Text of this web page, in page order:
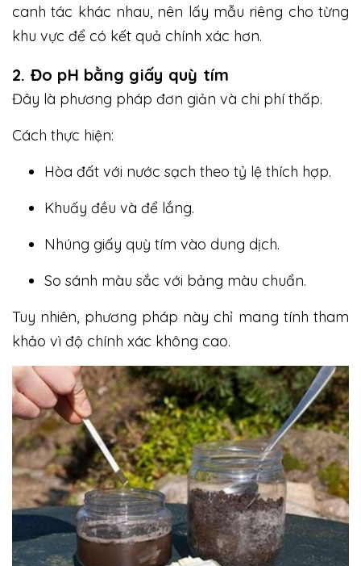
canh tác khác nhau, nên lấy mẫu riêng cho từng
khu vực để có kết quả chính xác hơn.
2. Đo pH bằng giấy quỳ tím
Đây là phương pháp đơn giản và chi phí thấp.
Cách thực hiện:
Hòa đất với nước sạch theo tỷ lệ thích hợp.
Khuấy đều và để lắng.
Nhúng giấy quỳ tím vào dung dịch.
So sánh màu sắc với bảng màu chuẩn.
Tuy nhiên, phương pháp này chỉ mang tính tham
khảo vì độ chính xác không cao.